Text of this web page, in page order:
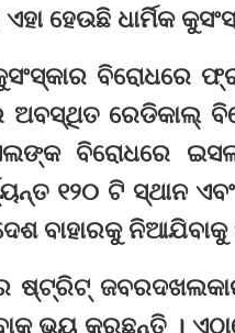
ହେଉଛି ଧାର୍ମିକ
ବିରୋଧରେ
ଅବସ୍ଥିତ ରେଡିକାଲ୍
ବିରୋଧରେ
୧୨୦ ଟି ସ୍ଥାନ
ବାହାରକୁ
ଷ୍ଟ୍ରିଟ୍
ଭୟ କରୁଛନ୍ତି ।